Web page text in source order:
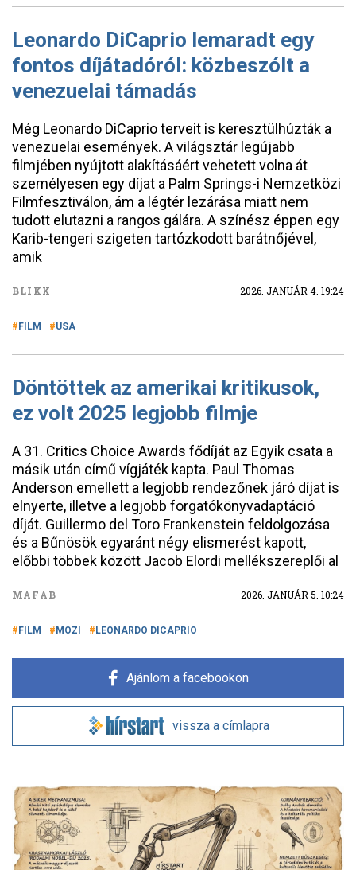
Leonardo DiCaprio lemaradt egy
fontos díjátadóról: közbeszólt a
venezuelai támadás
Még Leonardo DiCaprio terveit is keresztülhúzták a
venezuelai események. A világsztár legújabb
filmjében nyújtott alakításáért vehetett volna át
személyesen egy díjat a Palm Springs-i Nemzetközi
Filmfesztiválon, ám a légtér lezárása miatt nem
tudott elutazni a rangos gálára. A színész éppen egy
Karib-tengeri szigeten tartózkodott barátnőjével,
amik
BLIKK 2026. JANUÁR 4. 19:24
FILM USA
Döntöttek az amerikai kritikusok,
ez volt 2025 legjobb filmje
A 31. Critics Choice Awards fődíját az Egyik csata a
másik után című vígjáték kapta. Paul Thomas
Anderson emellett a legjobb rendezőnek járó díjat is
elnyerte, illetve a legjobb forgatókönyvadaptáció
díját. Guillermo del Toro Frankenstein feldolgozása
és a Bűnösök egyaránt négy elismerést kapott,
előbbi többek között Jacob Elordi mellékszereplői al
MAFAB 2026. JANUÁR 5. 10:24
FILM MOZI LEONARDO DICAPRIO
Ajánlom a facebookon
vissza a címlapra